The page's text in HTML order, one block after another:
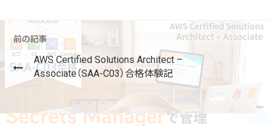
前の記事
AWS Certified Solutions Architect –
Associate（SAA-C03）合格体験記